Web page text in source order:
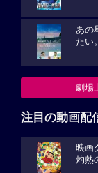
あの
たい。
劇場
注目の動画配
映画
灼熱